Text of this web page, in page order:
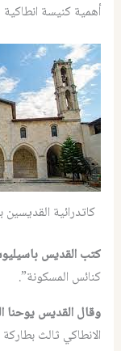
أهمية كنيسة انطاكية
كاتدرائية
كتب القديس
كنائس المسكونة”.
وقال القديس يوحنا
الانطاكي ثالث بطاركة